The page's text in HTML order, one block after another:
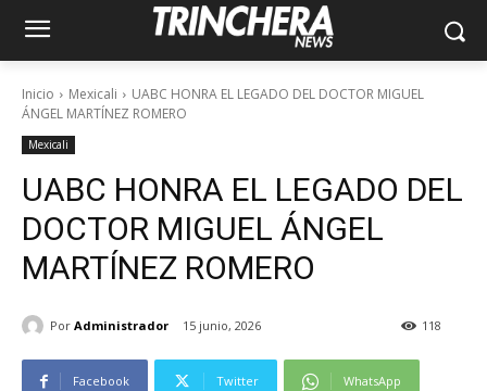
Inicio Mexicali
UABC HONRA EL LEGADO DEL DOCTOR MIGUEL
ÁNGEL MARTÍNEZ ROMERO
Mexicali
UABC HONRA EL LEGADO DEL
DOCTOR MIGUEL ÁNGEL
MARTÍNEZ ROMERO
Por Administrador 15 junio, 2026 118
Facebook Twitter WhatsApp